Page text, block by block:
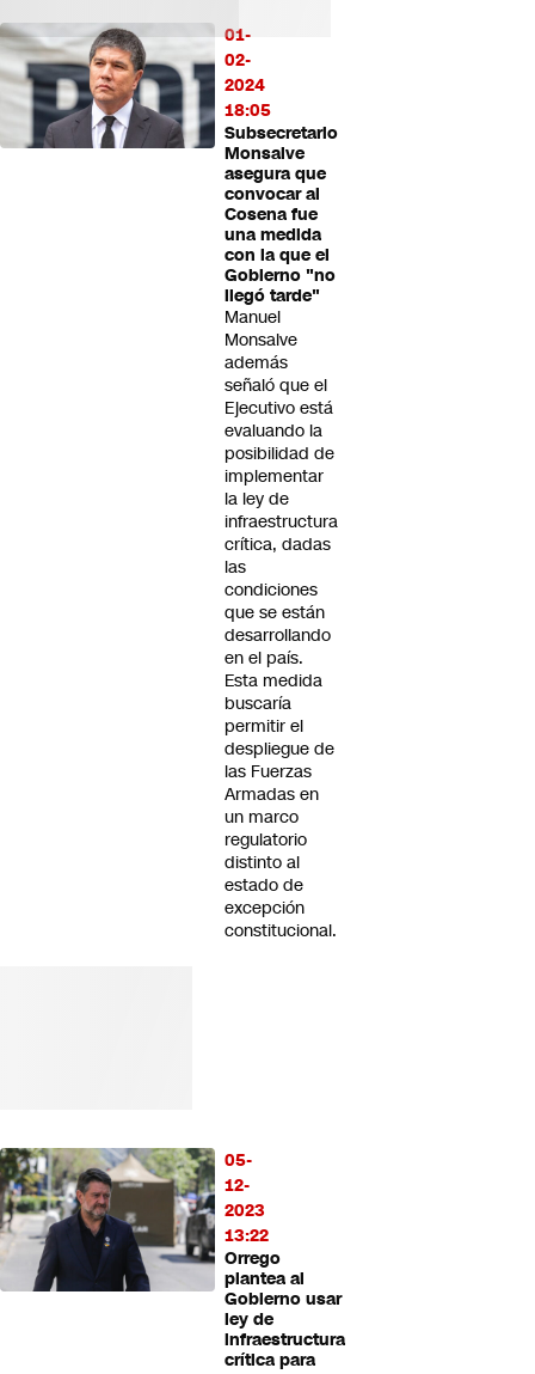
01-
02-
2024
18:05
Subsecretario
Monsalve
asegura que
convocar al
Cosena fue
una medida
con la que el
Gobierno "no
llegó tarde"
Manuel
Monsalve
además
señaló que el
Ejecutivo está
evaluando la
posibilidad de
implementar
la ley de
infraestructura
crítica, dadas
las
condiciones
que se están
desarrollando
en el país.
Esta medida
buscaría
permitir el
despliegue de
las Fuerzas
Armadas en
un marco
regulatorio
distinto al
estado de
excepción
constitucional.
05-
12-
2023
13:22
Orrego
plantea al
Gobierno usar
ley de
infraestructura
crítica para